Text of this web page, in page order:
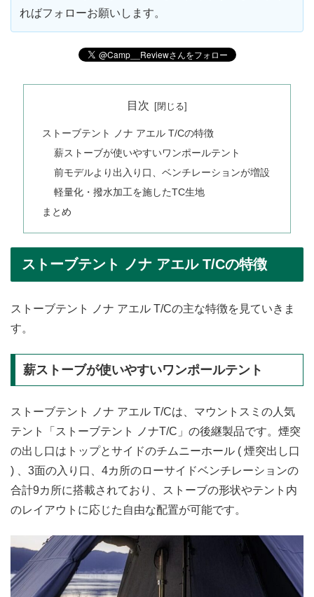
ればフォローお願いします。
目次
ストーブテント ノナ アエル T/Cの特徴
薪ストーブが使いやすいワンポールテント
前モデルより出入り口、ベンチレーションが増設
軽量化・撥水加工を施したTC生地
まとめ
ストーブテント ノナ アエル T/Cの特徴
ストーブテント ノナ アエル T/Cの主な特徴を見ていきま
す。
薪ストーブが使いやすいワンポールテント
ストーブテント ノナ アエル T/Cは、マウントスミの人気
テント「ストーブテント ノナT/C」の後継製品です。煙突
の出し口はトップとサイドのチムニーホール ( 煙突出し口
) 、3面の入り口、4カ所のローサイドベンチレーションの
合計9カ所に搭載されており、ストーブの形状やテント内
のレイアウトに応じた自由な配置が可能です。